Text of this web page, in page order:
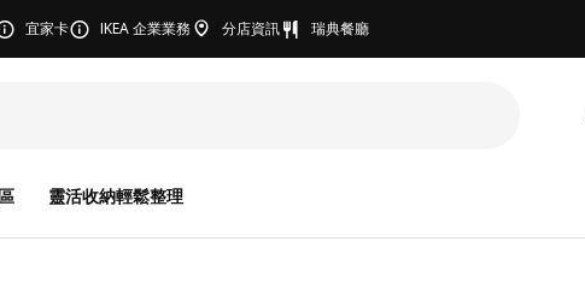
宜家卡 IKEA 企業業務 分店資訊 瑞典餐廳
靈活收納輕鬆整理